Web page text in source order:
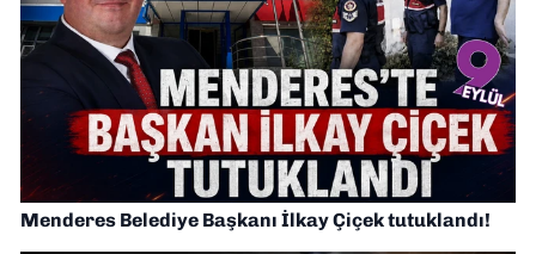
Menderes Belediye Başkanı İlkay Çiçek tutuklandı!